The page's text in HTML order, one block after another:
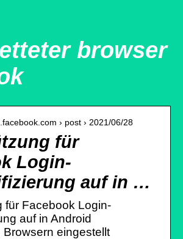
browser
› post › 2021/06/28
für
Login-
auf in …
für Facebook Login-
auf in Android
eingestellt